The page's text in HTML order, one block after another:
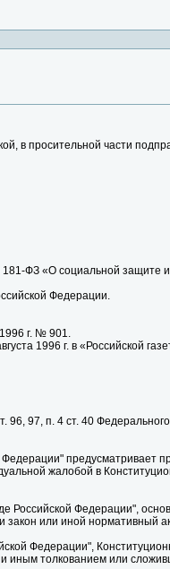
в просительной части
ФЗ «О социальной защите
Федерации.
г. № 901.
1996 г. в «Российской
96, 97, п. 4 ст. 40
предусматривает
жалобой в
Российской Федерации",
закон или иной нормативный
Федерации",
толкованием или